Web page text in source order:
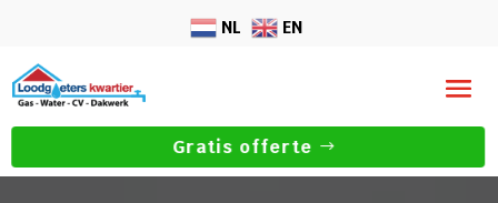
NL EN
Gratis offerte